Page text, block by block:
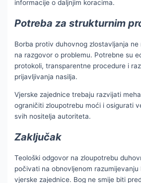
informacije o daljnjim koracima.
Potreba za strukturnim
Borba protiv duhovnog zlostavljanja
na razgovor o problemu. Potrebne su
protokoli, transparentne procedure i
prijavljivanja nasilja.
Vjerske zajednice trebaju razvijati
ograničiti zloupotrebu moći i osigurati
svih nositelja autoriteta.
Zaključak
Teološki odgovor na zloupotrebu
počivati na obnovljenom razumijevanju
vjerske zajednice. Bog ne smije biti